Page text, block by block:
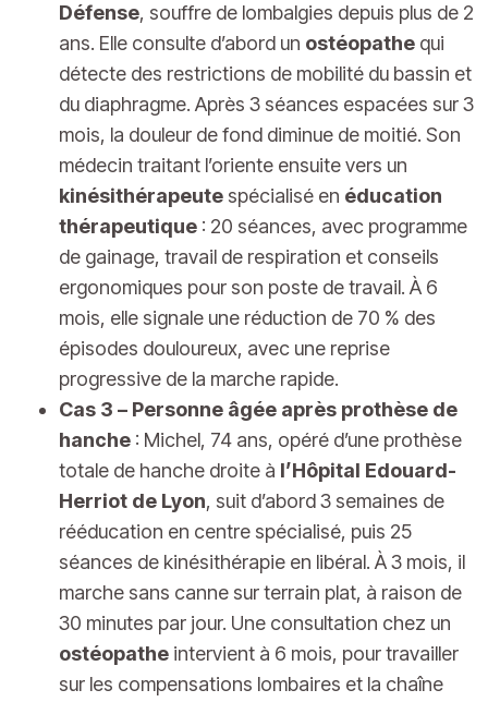
Défense, souffre de lombalgies depuis plus de 2
ans. Elle consulte d’abord un ostéopathe qui
détecte des restrictions de mobilité du bassin et
du diaphragme. Après 3 séances espacées sur 3
mois, la douleur de fond diminue de moitié. Son
médecin traitant l’oriente ensuite vers un
kinésithérapeute spécialisé en éducation
thérapeutique : 20 séances, avec programme
de gainage, travail de respiration et conseils
ergonomiques pour son poste de travail. À 6
mois, elle signale une réduction de 70 % des
épisodes douloureux, avec une reprise
progressive de la marche rapide.
Cas 3 – Personne âgée après prothèse de
hanche : Michel, 74 ans, opéré d’une prothèse
totale de hanche droite à l’Hôpital Edouard-
Herriot de Lyon, suit d’abord 3 semaines de
rééducation en centre spécialisé, puis 25
séances de kinésithérapie en libéral. À 3 mois, il
marche sans canne sur terrain plat, à raison de
30 minutes par jour. Une consultation chez un
ostéopathe intervient à 6 mois, pour travailler
sur les compensations lombaires et la chaîne